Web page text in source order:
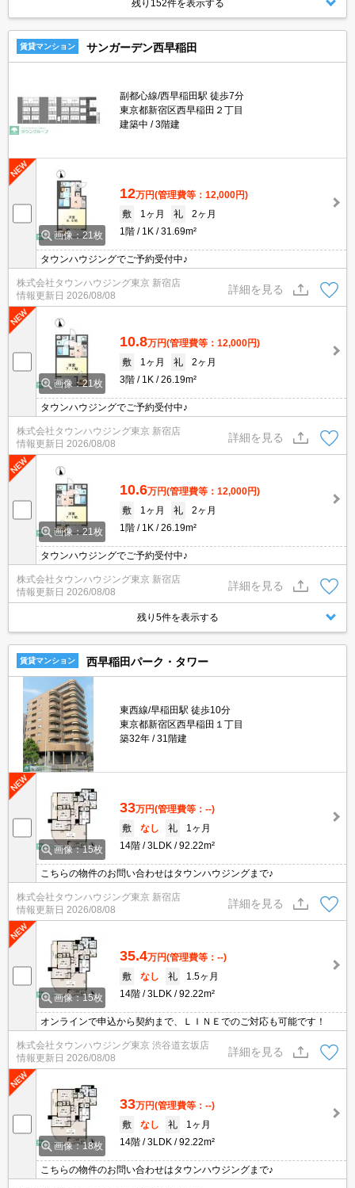
残り152件を表示する
賃貸マンション サンガーデン西早稲田
副都心線/西早稲田駅 徒歩7分
東京都新宿区西早稲田２丁目
建築中
3階建
画像：21枚
12万円(管理費等：12,000円)
敷
1ヶ月 礼
2ヶ月
1階
1K 31.69m²
タウンハウジングでご予約受付中♪
株式会社タウンハウジング東京 新宿店
情報更新日 2026/08/08
詳細を見る
画像：21枚
10.8万円(管理費等：12,000円)
敷
1ヶ月 礼
2ヶ月
3階
1K 26.19m²
タウンハウジングでご予約受付中♪
株式会社タウンハウジング東京 新宿店
情報更新日 2026/08/08
詳細を見る
画像：21枚
10.6万円(管理費等：12,000円)
敷
1ヶ月 礼
2ヶ月
1階
1K 26.19m²
タウンハウジングでご予約受付中♪
株式会社タウンハウジング東京 新宿店
情報更新日 2026/08/08
詳細を見る
残り5件を表示する
賃貸マンション 西早稲田パーク・タワー
東西線/早稲田駅 徒歩10分
東京都新宿区西早稲田１丁目
築32年
31階建
画像：15枚
33万円(管理費等：--)
敷
なし 礼
1ヶ月
14階
3LDK 92.22m²
こちらの物件のお問い合わせはタウンハウジングまで♪
株式会社タウンハウジング東京 新宿店
情報更新日 2026/08/08
詳細を見る
画像：15枚
35.4万円(管理費等：--)
敷
なし 礼
1.5ヶ月
14階
3LDK 92.22m²
オンラインで申込から契約まで、ＬＩＮＥでのご対応も可能です！
株式会社タウンハウジング東京 渋谷道玄坂店
情報更新日 2026/08/08
詳細を見る
画像：18枚
33万円(管理費等：--)
敷
なし 礼
1ヶ月
14階
3LDK 92.22m²
こちらの物件のお問い合わせはタウンハウジングまで♪